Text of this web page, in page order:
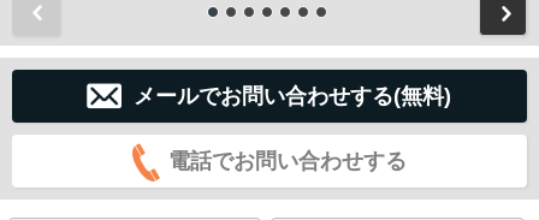
メールでお問い合わせする(無料)
電話でお問い合わせする